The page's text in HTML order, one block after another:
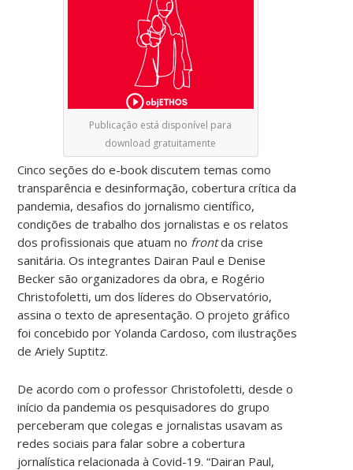
Publicação está disponível para
download gratuitamente
Cinco seções do e-book discutem temas como
transparência e desinformação, cobertura crítica da
pandemia, desafios do jornalismo científico,
condições de trabalho dos jornalistas e os relatos
dos profissionais que atuam no frontda crise
sanitária. Os integrantes Dairan Paul e Denise
Becker são organizadores da obra, e Rogério
Christofoletti, um dos líderes do Observatório,
assina o texto de apresentação. O projeto gráfico
foi concebido por Yolanda Cardoso, com ilustrações
de Ariely Suptitz.
De acordo com o professor Christofoletti, desde o
início da pandemia os pesquisadores do grupo
perceberam que colegas e jornalistas usavam as
redes sociais para falar sobre a cobertura
jornalística relacionada à Covid-19. “Dairan Paul,